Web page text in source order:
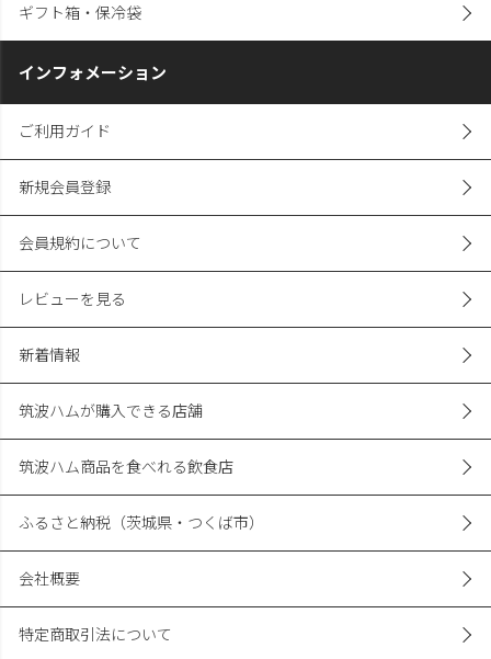
ギフト箱・保冷袋
インフォメーション
ご利用ガイド
新規会員登録
会員規約について
レビューを見る
新着情報
筑波ハムが購入できる店舗
筑波ハム商品を食べれる飲食店
ふるさと納税（茨城県・つくば市）
会社概要
特定商取引法について